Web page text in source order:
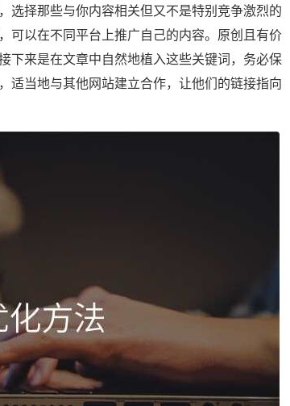
选择那些与你内容相关但又不是特别竞争激烈的
可以在不同平台上推广自己的内容。原创且有价
下来是在文章中自然地植入这些关键词，务必保
适当地与其他网站建立合作，让他们的链接指向